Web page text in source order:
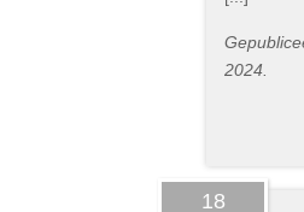
2024.
18